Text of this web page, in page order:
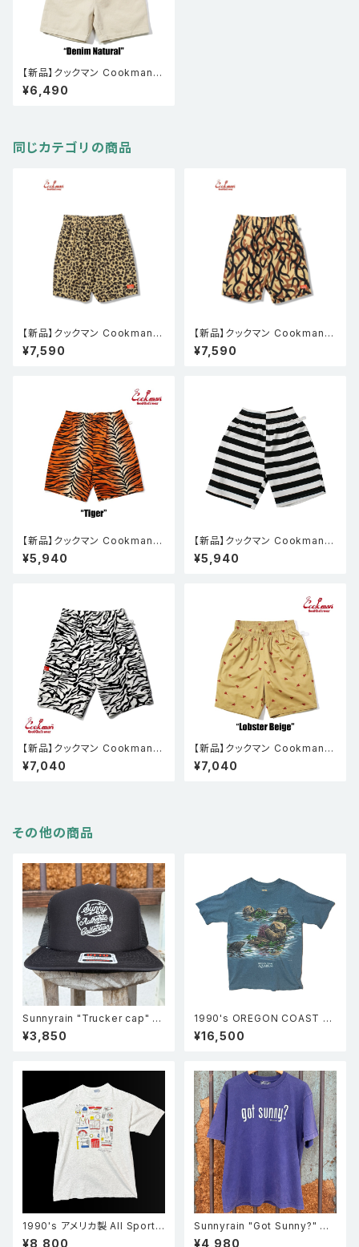
【新品】クックマン Cookman
シェフパンツ Chef Pants Sho
rt Denim Natural
¥6,490
同じカテゴリの商品
【新品】クックマン Cookman
シェフパンツ Chef Pants Sho
rt Light Leopard Beige
¥7,590
【新品】クックマン Cookman
シェフパンツ Chef Pants Sho
rt Light Tribal Camo
¥7,590
【新品】クックマン Cookman
シェフパンツ Chef Pants Sho
rt Tiger
¥5,940
【新品】クックマン Cookman
シェフパンツ Chef Pants Sho
rt Cargo Border
¥5,940
【新品】クックマン Cookman
シェフパンツ Chef Pants Sho
rt Cargo Zebra
¥7,040
【新品】クックマン Cookman
シェフパンツ Chef Pants Sho
rt Embroidery Lobster Bei
¥7,040
その他の商品
Sunnyrain "Trucker cap" メ
ッシュキャップ ブラック
¥3,850
1990's OREGON COAST A
QUARIUM ラッコ アニマル 動
物 シングルステッチTシャツ 青
¥16,500
1990's アメリカ製 All Sport
オールスポーツ So many tool
¥8,800
Sunnyrain "Got Sunny?" 半
袖 シングルステッチ フェードT
¥4,980